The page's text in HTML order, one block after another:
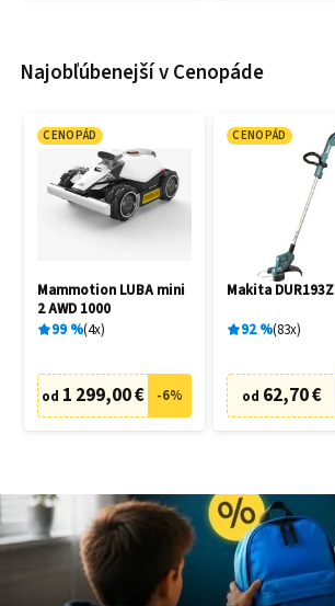
Najobľúbenejší v Cenopáde
CENOPÁD
Mammotion LUBA mini
2 AWD 1000
99% 4x
od 1 299,00 € -6%
CENOPÁD
Makita DUR193Z
92% 83x
od 62,70 €